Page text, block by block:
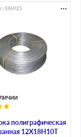
полиграфическая
12Х18Н10Т
186923